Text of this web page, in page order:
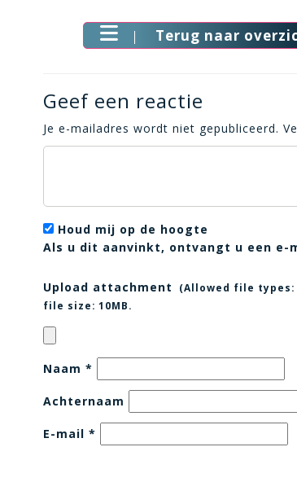
Terug naar
Geef een reactie
Je e-mailadres wordt niet gepubliceerd.
Houd mij op de hoogte
Als u dit aanvinkt, ontvangt u een e-
Upload attachment (Allowed file types:
file size: 10MB.
Naam *
Achternaam
E-mail *